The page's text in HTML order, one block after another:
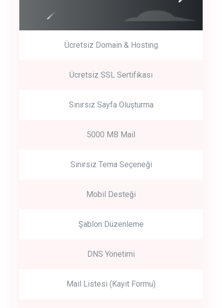
Get Started
Start by trying our service for 30 days free trial no credit card
Ücretsiz Domain & Hosting
Ücretsiz SSL Sertifikası
Sınırsız Sayfa Oluşturma
5000 MB Mail
Sınırsız Tema Seçeneği
Mobil Desteği
Şablon Düzenleme
DNS Yönetimi
Mail Listesi (Kayıt Formu)